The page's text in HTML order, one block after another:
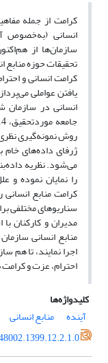
کرامت از جمله
انسانی (به‌خصوص
سازمان‌ها از
تحقیقات حوزه
کرامت انسانی و
یافتن عواملی
انسانی در
روش نمونه‌گیری
ژرفای داده‌های خام
می‌شود. نظریه
را نمایان نموده و
کرامت منابع انسانی
سناریوهای مختلفی
مدیران و کارکنان
منابع انسانی
اجرا نمایند، تا هم
احترام، عزت و
کلیدواژه‌ها
آینده
منابع انسانی